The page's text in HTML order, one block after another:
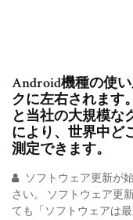
Android機種の使
クに左右されます
と当社の大規模な
により、世界中ど
測定できます。
ソフトウェア更新が
さい。 ソフトウェア更
ても「ソフトウェアは